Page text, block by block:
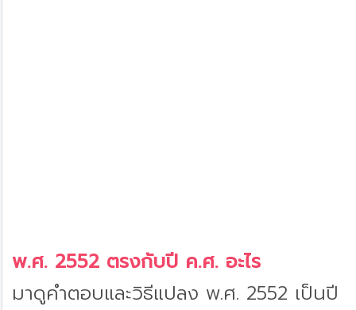
พ.ศ. 2552 ตรงกับปี ค.ศ. อะไร
มาดูคำตอบและวิธีแปลง พ.ศ. 2552 เป็นปี